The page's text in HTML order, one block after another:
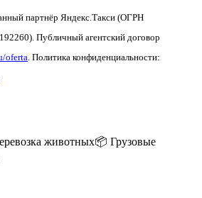
партнёр Яндекс.Такси (ОГРН
Публичный агентский договор
oferta . Политика конфиденциальности:
животных📦 Грузовые